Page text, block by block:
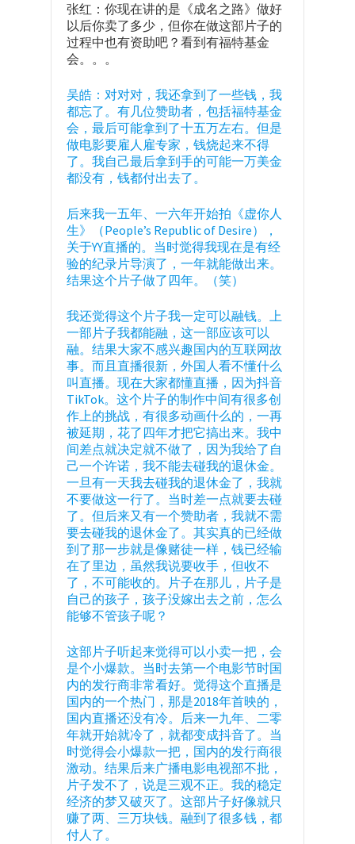
张红：你现在讲的是《成名之路》做好
以后你卖了多少，但你在做这部片子的
过程中也有资助吧？看到有福特基金
会。。。
吴皓：对对对，我还拿到了一些钱，我
都忘了。有几位赞助者，包括福特基金
会，最后可能拿到了十五万左右。但是
做电影要雇人雇专家，钱烧起来不得
了。我自己最后拿到手的可能一万美金
都没有，钱都付出去了。
后来我一五年、一六年开始拍《虚你人
生》（People’s Republic of Desire），
关于YY直播的。当时觉得我现在是有经
验的纪录片导演了，一年就能做出来。
结果这个片子做了四年。（笑）
我还觉得这个片子我一定可以融钱。上
一部片子我都能融，这一部应该可以
融。结果大家不感兴趣国内的互联网故
事。而且直播很新，外国人看不懂什么
叫直播。现在大家都懂直播，因为抖音
TikTok。这个片子的制作中间有很多创
作上的挑战，有很多动画什么的，一再
被延期，花了四年才把它搞出来。我中
间差点就决定就不做了，因为我给了自
己一个许诺，我不能去碰我的退休金。
一旦有一天我去碰我的退休金了，我就
不要做这一行了。当时差一点就要去碰
了。但后来又有一个赞助者，我就不需
要去碰我的退休金了。其实真的已经做
到了那一步就是像赌徒一样，钱已经输
在了里边，虽然我说要收手，但收不
了，不可能收的。片子在那儿，片子是
自己的孩子，孩子没嫁出去之前，怎么
能够不管孩子呢？
这部片子听起来觉得可以小卖一把，会
是个小爆款。当时去第一个电影节时国
内的发行商非常看好。觉得这个直播是
国内的一个热门，那是2018年首映的，
国内直播还没有冷。后来一九年、二零
年就开始就冷了，就都变成抖音了。当
时觉得会小爆款一把，国内的发行商很
激动。结果后来广播电影电视部不批，
片子发不了，说是三观不正。我的稳定
经济的梦又破灭了。这部片子好像就只
赚了两、三万块钱。融到了很多钱，都
付人了。